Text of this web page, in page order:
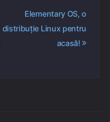
Elementary OS, o
distribuție Linux pentru
acasă!